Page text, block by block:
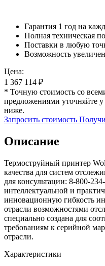
Гарантия 1 год на
Полная техническая
Поставки в любую
Возможность
Цена:
1 367 114 ₽
* Точную стоимость со
предложениями уточняйте
ниже.
Запросить стоимость
Описание
Термоструйный принтер
качества для систем
для консультации: 8-800-
интеллектуальной и
инновационную гибкость
отрасли возможностями
специально создана для
требованиям к серийной
отрасли.
Характеристики